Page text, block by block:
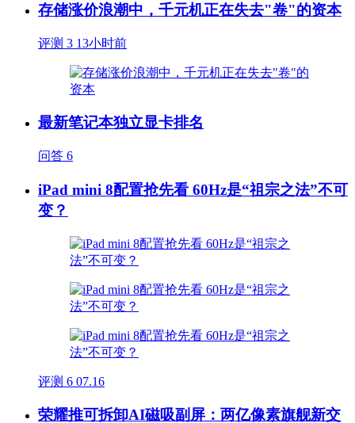
存储涨价浪潮中，千元机正在失去"卷"的资本
评测 3 13小时前
最新笔记本独立显卡排名
问答 6
iPad mini 8配置抢先看 60Hz是“祖宗之法”不可
变？
评测 6 07.16
荣耀推可拆卸AI磁吸副屏：两亿像素旗舰新交